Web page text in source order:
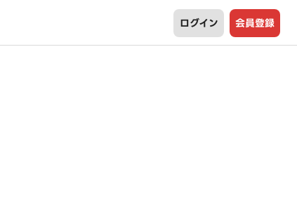
ログイン 会員登録